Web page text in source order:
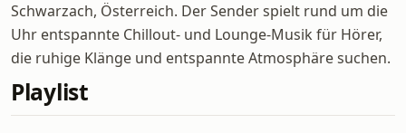
Schwarzach, Österreich. Der Sender spielt rund um die
Uhr entspannte Chillout- und Lounge-Musik für Hörer,
die ruhige Klänge und entspannte Atmosphäre suchen.
Playlist